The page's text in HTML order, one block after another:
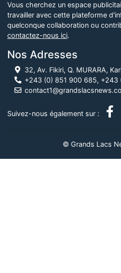
Vous cherchez un espace
travailler avec cette plateforme
quelconque collaboration ou
contactez-nous ici.
Nos Adresses
32, Av. Fikiri, Q. MURARA,
+243 (0) 851 900 685, +243
Suivez-nous également sur :
© Grands Lacs